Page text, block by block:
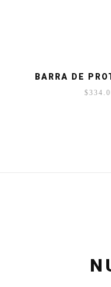
BARRA DE
$